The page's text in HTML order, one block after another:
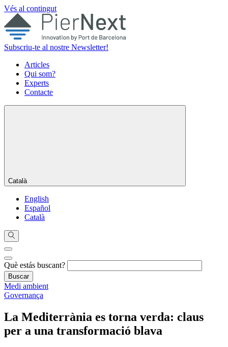
Vés al contingut
Subscriu-te al nostre Newsletter!
Articles
Qui som?
Experts
Contacte
Català
English
Español
Català
Què estás buscant?
Medi ambient
Governança
La Mediterrània es torna verda: claus
per a una transformació blava